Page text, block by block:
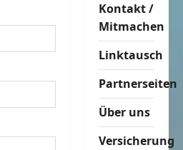
Kontakt /
Mitmachen
Linktausch
Partnerseiten
Über uns
Versicherung